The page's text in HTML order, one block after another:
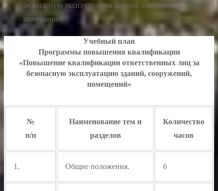
безопасную эксплуатацию зданий, сооружений,
помещений
Учебный план
Программы повышения квалификации
«Повышение квалификации ответственных лиц за
безопасную эксплуатацию зданий, сооружений,
помещений»
№
п/п
Наименование тем и
разделов
Количество
часов
1. Общие положения. 6